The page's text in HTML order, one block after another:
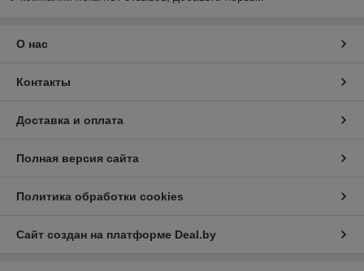
О нас
Контакты
Доставка и оплата
Полная версия сайта
Политика обработки cookies
Сайт создан на платформе Deal.by